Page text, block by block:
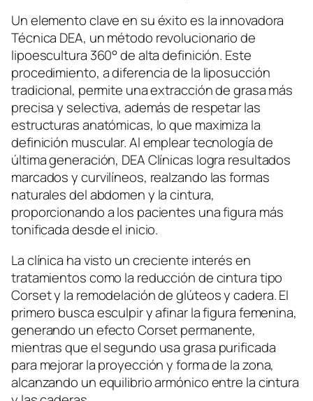
Un elemento clave en su éxito es la innovadora
Técnica DEA, un método revolucionario de
lipoescultura 360° de alta definición. Este
procedimiento, a diferencia de la liposucción
tradicional, permite una extracción de grasa más
precisa y selectiva, además de respetar las
estructuras anatómicas, lo que maximiza la
definición muscular. Al emplear tecnología de
última generación, DEA Clínicas logra resultados
marcados y curvilíneos, realzando las formas
naturales del abdomen y la cintura,
proporcionando a los pacientes una figura más
tonificada desde el inicio.
La clínica ha visto un creciente interés en
tratamientos como la reducción de cintura tipo
Corset y la remodelación de glúteos y cadera. El
primero busca esculpir y afinar la figura femenina,
generando un efecto Corset permanente,
mientras que el segundo usa grasa purificada
para mejorar la proyección y forma de la zona,
alcanzando un equilibrio armónico entre la cintura